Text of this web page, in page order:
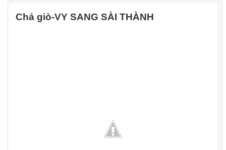
Chả giò-VY SANG SÀI THÀNH